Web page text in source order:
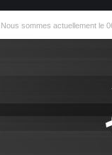
Nous sommes actuellement le